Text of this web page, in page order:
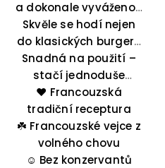
burgerů.
a dokonale vyváženou
sladkokyselou chuť s
jemným octovým
podtónem. Je
obohacena o kousky
okurek, rajčat, šalotky
a česneku, které jí
dodávají výrazný a
plný charakter.
Skvěle se hodí nejen
do klasických burgerů
s hovězím, kuřecím
nebo rostlinným
karbanátkem, ale i do
sendvičů, tacos nebo
jako dip k hranolkům.
Snadná na použití –
stačí jednoduše
rozetřít na housku a
užít si poctivý
gurmánský zážitek.
❤️ Francouzská
tradiční receptura
☘️ Francouzské vejce z
volného chovu
☺️ Bez konzervantů